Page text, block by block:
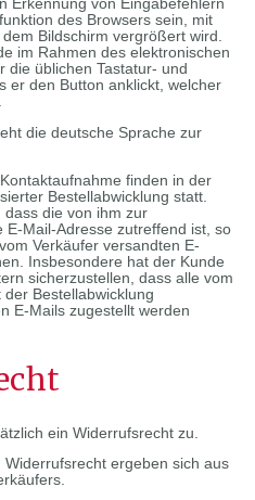
Erkennung von Eingabefehlern
des Browsers sein, mit
Bildschirm vergrößert wird.
im Rahmen des elektronischen
die üblichen Tastatur- und
er den Button anklickt, welcher
die deutsche Sprache zur
finden in der
Bestellabwicklung statt.
dass die von ihm zur
E-Mail-Adresse zutreffend ist, so
Verkäufer versandten E-
Insbesondere hat der Kunde
sicherzustellen, dass alle vom
Bestellabwicklung
E-Mails zugestellt werden
ein Widerrufsrecht zu.
ergeben sich aus